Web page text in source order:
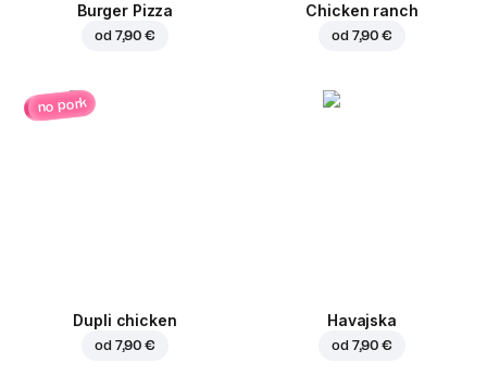
Burger Pizza
od 7,90 €
Chicken ranch
od 7,90 €
no pork
Dupli chicken
od 7,90 €
Havajska
od 7,90 €